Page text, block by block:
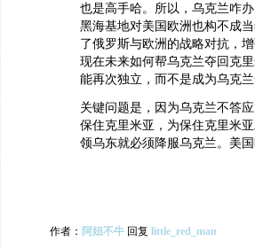
也是高手哈。所以，乌克兰咋
黑海基地对美国欧洲也构不成
了俄罗斯与欧洲的战略对抗，
现在未来如何帮乌克兰夺回克
能再次独立，而不是成为乌克兰
关键问题是，因为乌克兰不答
保住克里米亚，为保住克里米
领乌东就必须降服乌克兰。美
作者： 阿妞不牛 回复 little_red_man